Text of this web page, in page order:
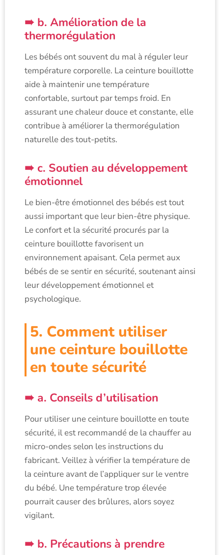
b. Amélioration de la
thermorégulation
Les bébés ont souvent du mal à réguler leur
température corporelle. La ceinture bouillotte
aide à maintenir une température
confortable, surtout par temps froid. En
assurant une chaleur douce et constante, elle
contribue à améliorer la thermorégulation
naturelle des tout-petits.
c. Soutien au développement
émotionnel
Le bien-être émotionnel des bébés est tout
aussi important que leur bien-être physique.
Le confort et la sécurité procurés par la
ceinture bouillotte favorisent un
environnement apaisant. Cela permet aux
bébés de se sentir en sécurité, soutenant ainsi
leur développement émotionnel et
psychologique.
5. Comment utiliser
une ceinture bouillotte
en toute sécurité
a. Conseils d’utilisation
Pour utiliser une ceinture bouillotte en toute
sécurité, il est recommandé de la chauffer au
micro-ondes selon les instructions du
fabricant. Veillez à vérifier la température de
la ceinture avant de l’appliquer sur le ventre
du bébé. Une température trop élevée
pourrait causer des brûlures, alors soyez
vigilant.
b. Précautions à prendre